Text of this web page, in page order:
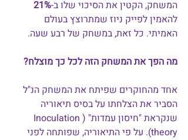
המשחק, הקטין את הסיכוי שלו ב-21%
להאמין לפייק ניוז שמתרוצץ בעולם
האמיתי. כל זאת, במשחק של רבע שעה.
מה הפך את המשחק הזה לכל כך מוצלח?
אחד מהחוקרים שפיתח את המשחק הנ"ל
הסביר את הצלחתו על בסיס תיאוריה
שנקראת "חיסון עמדות" (Inoculation
theory). על פי התיאוריה, שפותחה לפני